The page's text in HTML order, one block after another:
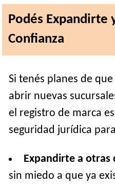
Podés Expandirte
Confianza
Si tenés planes de
abrir nuevas
el registro de marca
seguridad jurídica
Expandirte a otras
sin miedo a que ya